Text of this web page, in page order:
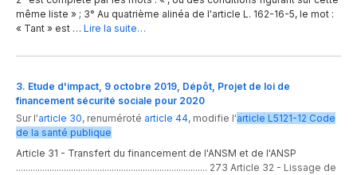
même liste » ; 3° Au quatrième alinéa de l'article L. 162-16-5, le mot :
« Tant » est … Lire la suite…
3. Etude d'impact, 9 octobre 2019, Dépôt, Projet de loi de
financement sécurité sociale pour 2020
Sur l'article 30, renuméroté article 44, modifie l'article L5121-12 Code
de la santé publique
Article 31 - Transfert du financement de l'ANSM et de l'ANSP
................................................................................ 273 Article 32 - Lissage de